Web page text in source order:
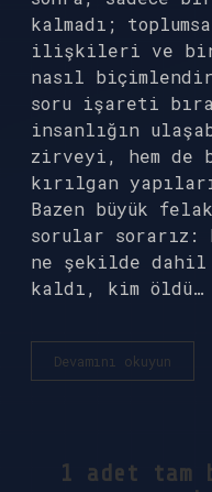
kalmadı;
ilişkileri ve
nasıl
soru işareti
insanlığın
zirveyi, hem de
kırılgan
Bazen büyük
sorular sorarız:
ne şekilde dahil
kaldı, kim öldü…
Devamını okuyun
de
1 adet tam